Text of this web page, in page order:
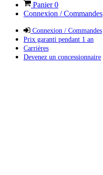
Panier0
Connexion / Commandes
Connexion / Commandes
Prix garanti pendant 1 an
Carrières
Devenez un concessionnaire